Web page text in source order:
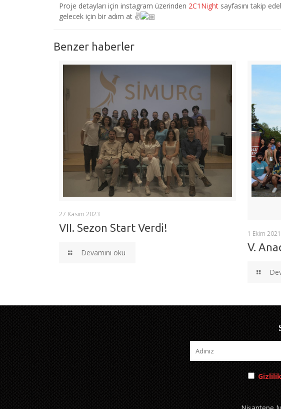
Proje detayları için instagram üzerinden 2C1Night sayfasını takip
gelecek için bir adım at ✌
Benzer haberler
27 Kasım 2023
VII. Sezon Start Verdi!
Devamını oku
1 Ekim 2021
V.